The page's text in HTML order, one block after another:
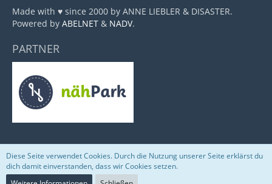
Made with ♥ since 2000 by ANNE LIEBLER & DISASTER.
Powered by ABELNET & NADV.
PARTNER
Community-Software:WoltLab Suite™
Diese Seite verwendet Cookies. Durch die Nutzung unserer Seite erklärst du
dich damit einverstanden, dass wir Cookies setzen.